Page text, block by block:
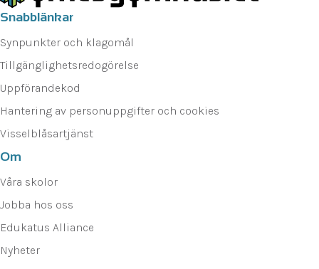
Snabblänkar
Synpunkter och klagomål
Tillgänglighetsredogörelse
Uppförandekod
Hantering av personuppgifter och cookies
Visselblåsartjänst
Om
Våra skolor
Jobba hos oss
Edukatus Alliance
Nyheter